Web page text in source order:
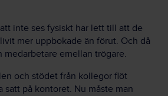
inte ses fysiskt har lett till att de
mer uppbokade än förut. Och då
medarbetare emellan trögare.
och stödet från kollegor flöt
satt på kontoret. Nu måste man